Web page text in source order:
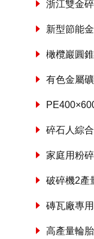
浙江雙金
新型節能
橄欖巖圓
有色金屬
碎石人綜
家庭用粉
破碎機2產
磚瓦廠專
高產量輪